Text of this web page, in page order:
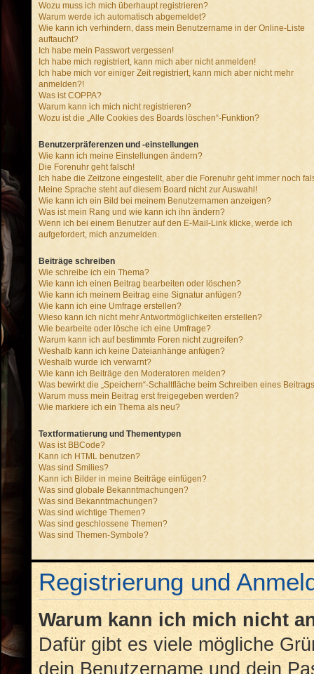
Wozu muss ich mich überhaupt registrieren?
Warum werde ich automatisch abgemeldet?
Wie kann ich verhindern, dass mein Benutzername in der Online-Liste
auftaucht?
Ich habe mein Passwort vergessen!
Ich habe mich registriert, kann mich aber nicht anmelden!
Ich habe mich vor einiger Zeit registriert, kann mich aber nicht mehr
anmelden?!
Was ist COPPA?
Warum kann ich mich nicht registrieren?
Wozu ist die „Alle Cookies des Boards löschen“-Funktion?
Benutzerpräferenzen und -einstellungen
Wie kann ich meine Einstellungen ändern?
Die Forenuhr geht falsch!
Ich habe die Zeitzone eingestellt, aber die Forenuhr geht immer noch
Meine Sprache steht auf diesem Board nicht zur Auswahl!
Wie kann ich ein Bild bei meinem Benutzernamen anzeigen?
Was ist mein Rang und wie kann ich ihn ändern?
Wenn ich bei einem Benutzer auf den E-Mail-Link klicke, werde ich
aufgefordert, mich anzumelden.
Beiträge schreiben
Wie schreibe ich ein Thema?
Wie kann ich einen Beitrag bearbeiten oder löschen?
Wie kann ich meinem Beitrag eine Signatur anfügen?
Wie kann ich eine Umfrage erstellen?
Wieso kann ich nicht mehr Antwortmöglichkeiten erstellen?
Wie bearbeite oder lösche ich eine Umfrage?
Warum kann ich auf bestimmte Foren nicht zugreifen?
Weshalb kann ich keine Dateianhänge anfügen?
Weshalb wurde ich verwarnt?
Wie kann ich Beiträge den Moderatoren melden?
Was bewirkt die „Speichern“-Schaltfläche beim Schreiben eines
Warum muss mein Beitrag erst freigegeben werden?
Wie markiere ich ein Thema als neu?
Textformatierung und Thementypen
Was ist BBCode?
Kann ich HTML benutzen?
Was sind Smilies?
Kann ich Bilder in meine Beiträge einfügen?
Was sind globale Bekanntmachungen?
Was sind Bekanntmachungen?
Was sind wichtige Themen?
Was sind geschlossene Themen?
Was sind Themen-Symbole?
Registrierung und
Warum kann ich mich nicht
Dafür gibt es viele mögliche
dein Benutzername und dein